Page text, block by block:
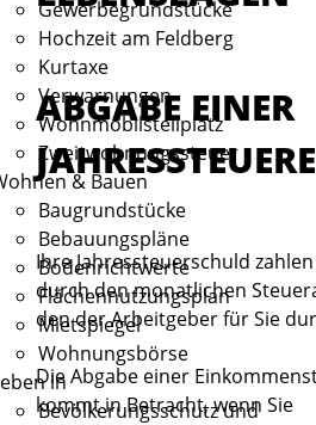
Gewerbegrundstücke
Hochzeit am Feldberg
Kurtaxe
Verwarnungen
Wohnmobilstellplatz
Zweitwohnungssteuer
& Bauen
Baugrundstücke
Bebauungspläne
Bodenrichtwerte
Flächennutzungsplan
Mietspiegel
Wohnungsbörse
in
Bevölkerungsschutz und
ABGABE EINER
Ihre Jahressteuerschuld
durch den monatlichen
den der Arbeitgeber für Sie
Die Abgabe einer
kommt in Betracht, wenn Sie